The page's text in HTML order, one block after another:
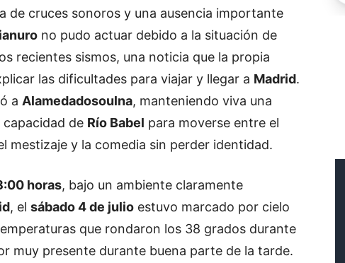
de cruces sonoros y una ausencia importante
no pudo actuar debido a la situación de
recientes sismos, una noticia que la propia
las dificultades para viajar y llegar a Madrid.
a Alamedadosoulna, manteniendo viva una
de Río Babel para moverse entre el
mestizaje y la comedia sin perder identidad.
horas, bajo un ambiente claramente
, el sábado 4 de julio estuvo marcado por cielo
que rondaron los 38 grados durante
muy presente durante buena parte de la tarde.